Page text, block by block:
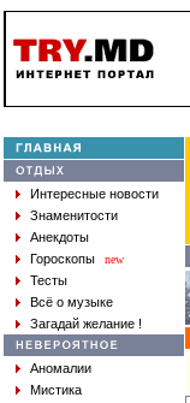
Интересные новости
Знаменитости
Анекдоты
Гороскопы
new
Тесты
Всё о музыке
Загадай желание !
Аномалии
Мистика